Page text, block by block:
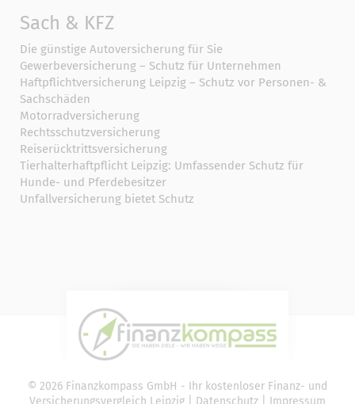
Sach & KFZ
Die günstige Autoversicherung für Sie
Gewerbeversicherung – Schutz für Unternehmen
Haftpflichtversicherung Leipzig – Schutz vor Personen- &
Sachschäden
Motorradversicherung
Rechtsschutzversicherung
Reiserücktrittsversicherung
Tierhalterhaftpflicht Leipzig: Umfassender Schutz für
Hunde- und Pferdebesitzer
Unfallversicherung bietet Schutz
© 2026 Finanzkompass GmbH - Ihr kostenloser Finanz- und